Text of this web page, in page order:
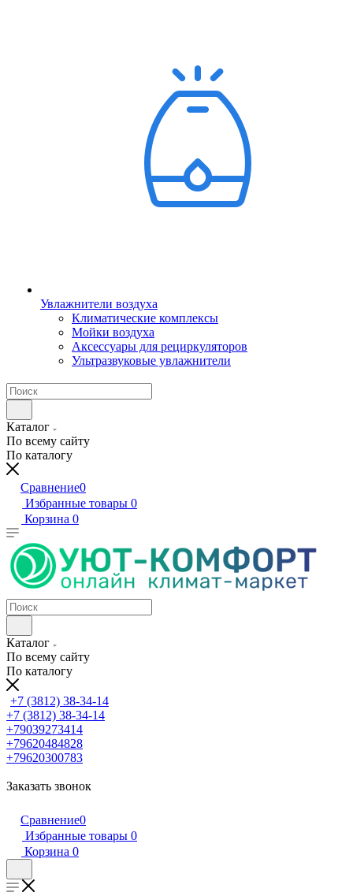
Увлажнители воздуха
Климатические комплексы
Мойки воздуха
Аксессуары для рециркуляторов
Ультразвуковые увлажнители
Каталог
По всему сайту
По каталогу
Сравнение0
Избранные товары 0
Корзина 0
Каталог
По всему сайту
По каталогу
+7 (3812) 38-34-14
+7 (3812) 38-34-14
+79039273414
+79620484828
+79620300783
Заказать звонок
Сравнение0
Избранные товары 0
Корзина 0